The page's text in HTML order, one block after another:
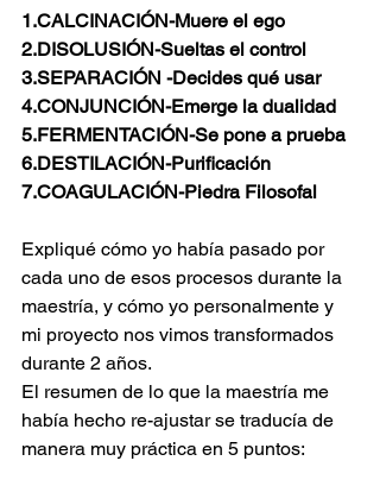
1.CALCINACIÓN-Muere el ego
2.DISOLUSIÓN-Sueltas el control
3.SEPARACIÓN -Decides qué usar
4.CONJUNCIÓN-Emerge la dualidad
5.FERMENTACIÓN-Se pone a prueba
6.DESTILACIÓN-Purificación
7.COAGULACIÓN-Piedra Filosofal
Expliqué cómo yo había pasado por
cada uno de esos procesos durante la
maestría, y cómo yo personalmente y
mi proyecto nos vimos transformados
durante 2 años.
El resumen de lo que la maestría me
había hecho re-ajustar se traducía de
manera muy práctica en 5 puntos: